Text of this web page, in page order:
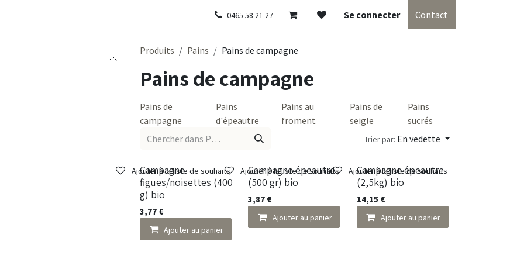
0465 58 21 27 Se connecter Contact
Produits Pains Pains de campagne
Pains de campagne
Pains de
campagne
Pains
d'épeautre
Pains au
froment
Pains de
seigle
Pains
sucrés
Trier par: En vedette
Campagne
figues/noisettes (400
g) bio
3,77 €
Ajouter au panier
Ajouter à la liste de souhaits
Campagne épeautre
(500 gr) bio
3,87 €
Ajouter au panier
Ajouter à la liste de souhaits
Campagne épeautre
(2,5kg) bio
14,15 €
Ajouter au panier
Ajouter à la liste de souhaits